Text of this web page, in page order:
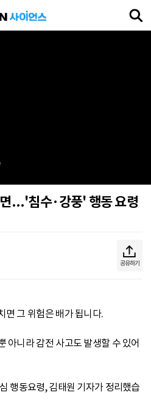
...'침수·강풍' 행동 요령
공유하기
면 그 위험은 배가 됩니다.
아니라 감전 사고도 발생할 수 있어
행동요령, 김태원 기자가 정리했습